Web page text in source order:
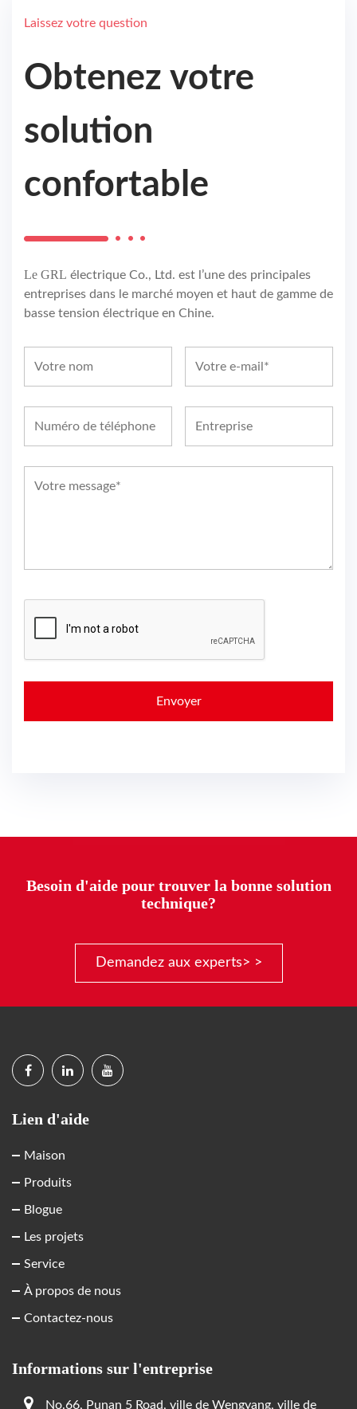
Laissez votre question
Obtenez votre
solution
confortable
Le GRL électrique Co., Ltd. est l’une des principales
entreprises dans le marché moyen et haut de gamme de
basse tension électrique en Chine.
Besoin d'aide pour trouver la bonne solution
technique?
Demandez aux experts> >
Lien d'aide
Maison
Produits
Blogue
Les projets
Service
À propos de nous
Contactez-nous
Informations sur l'entreprise
No.66, Punan 5 Road, ville de Wengyang, ville de